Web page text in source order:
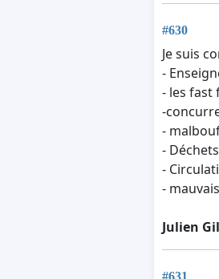
#630
Je suis
-
- les fast
-
-
- Déchets
-
-
Julien